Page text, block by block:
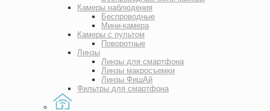
Камеры наблюдения
Беспроводные
Мини-камера
Камеры с пультом
Поворотные
Линзы
Линзы для смартфона
Линзы макросъемки
Линзы ФишАй
Фильтры для смартфона